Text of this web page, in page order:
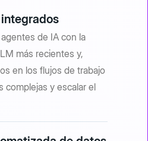
de IA con la
más recientes y,
en los flujos de trabajo
complejas y escalar el